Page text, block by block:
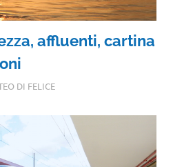
affluenti, cartina
DI FELICE